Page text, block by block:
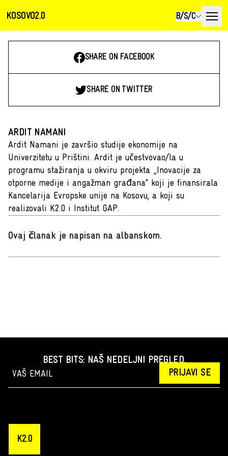
KOSOVO2.0 B/S/C
SHARE ON FACEBOOK
SHARE ON TWITTER
ARDIT NAMANI
Ardit Namani je završio studije ekonomije na
Univerzitetu u Prištini. Ardit je učestvovao/la u
programu stažiranja u okviru projekta „Inovacije za
otporne medije i angažman građana“ koji je finansirala
Kancelarija Evropske unije na Kosovu, a koji su
realizovali K2.0 i Institut GAP.
Ovaj članak je napisan na albanskom.
BEST BITS: NAŠ NEDELJNI PREGLED.
PRIJAVI SE
K2.0